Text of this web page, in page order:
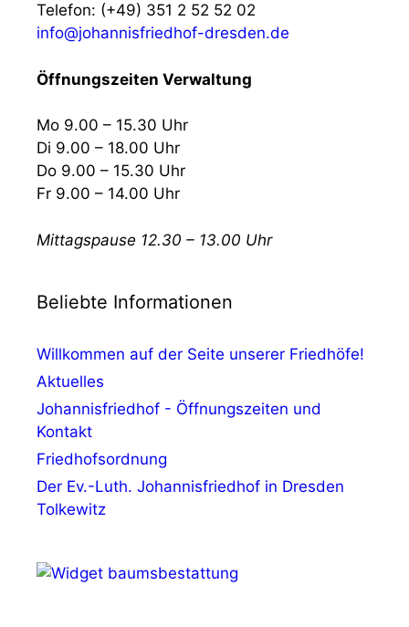
Telefon: (+49) 351 2 52 52 02
info@johannisfriedhof-dresden.de
Öffnungszeiten Verwaltung
Mo 9.00 – 15.30 Uhr
Di 9.00 – 18.00 Uhr
Do 9.00 – 15.30 Uhr
Fr 9.00 – 14.00 Uhr
Mittagspause 12.30 – 13.00 Uhr
Beliebte Informationen
Willkommen auf der Seite unserer Friedhöfe!
Aktuelles
Johannisfriedhof - Öffnungszeiten und
Kontakt
Friedhofsordnung
Der Ev.-Luth. Johannisfriedhof in Dresden
Tolkewitz